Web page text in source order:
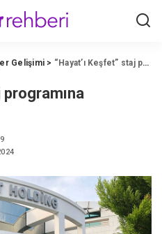
Gelişimi > “Hayat’ı Keşfet” staj programına başvurular başladı
programına